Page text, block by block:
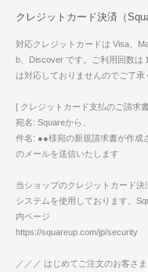
クレジットカード決済（
対応クレジットカードは Visa、
b、Discover です。ご利用回数は
は対応しておりませんのでご了承
[ クレジットカード支払のご請求
宛名: Squareから、
件名: ●●様宛の新規請求書が作成
のメールを送信いたします
当ショップのクレジットカード
システムを使用しております。
内ページ
https://squareup.com/jp/security
／／／ はじめてご注文のお客さ